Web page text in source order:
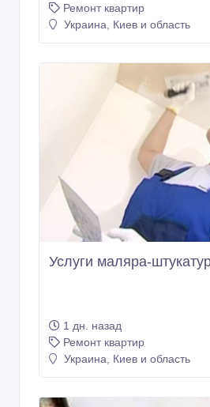
Ремонт квартир
Украина, Киев и область
Услуги маляра-
1 дн. назад
Ремонт квартир
Украина, Киев и область